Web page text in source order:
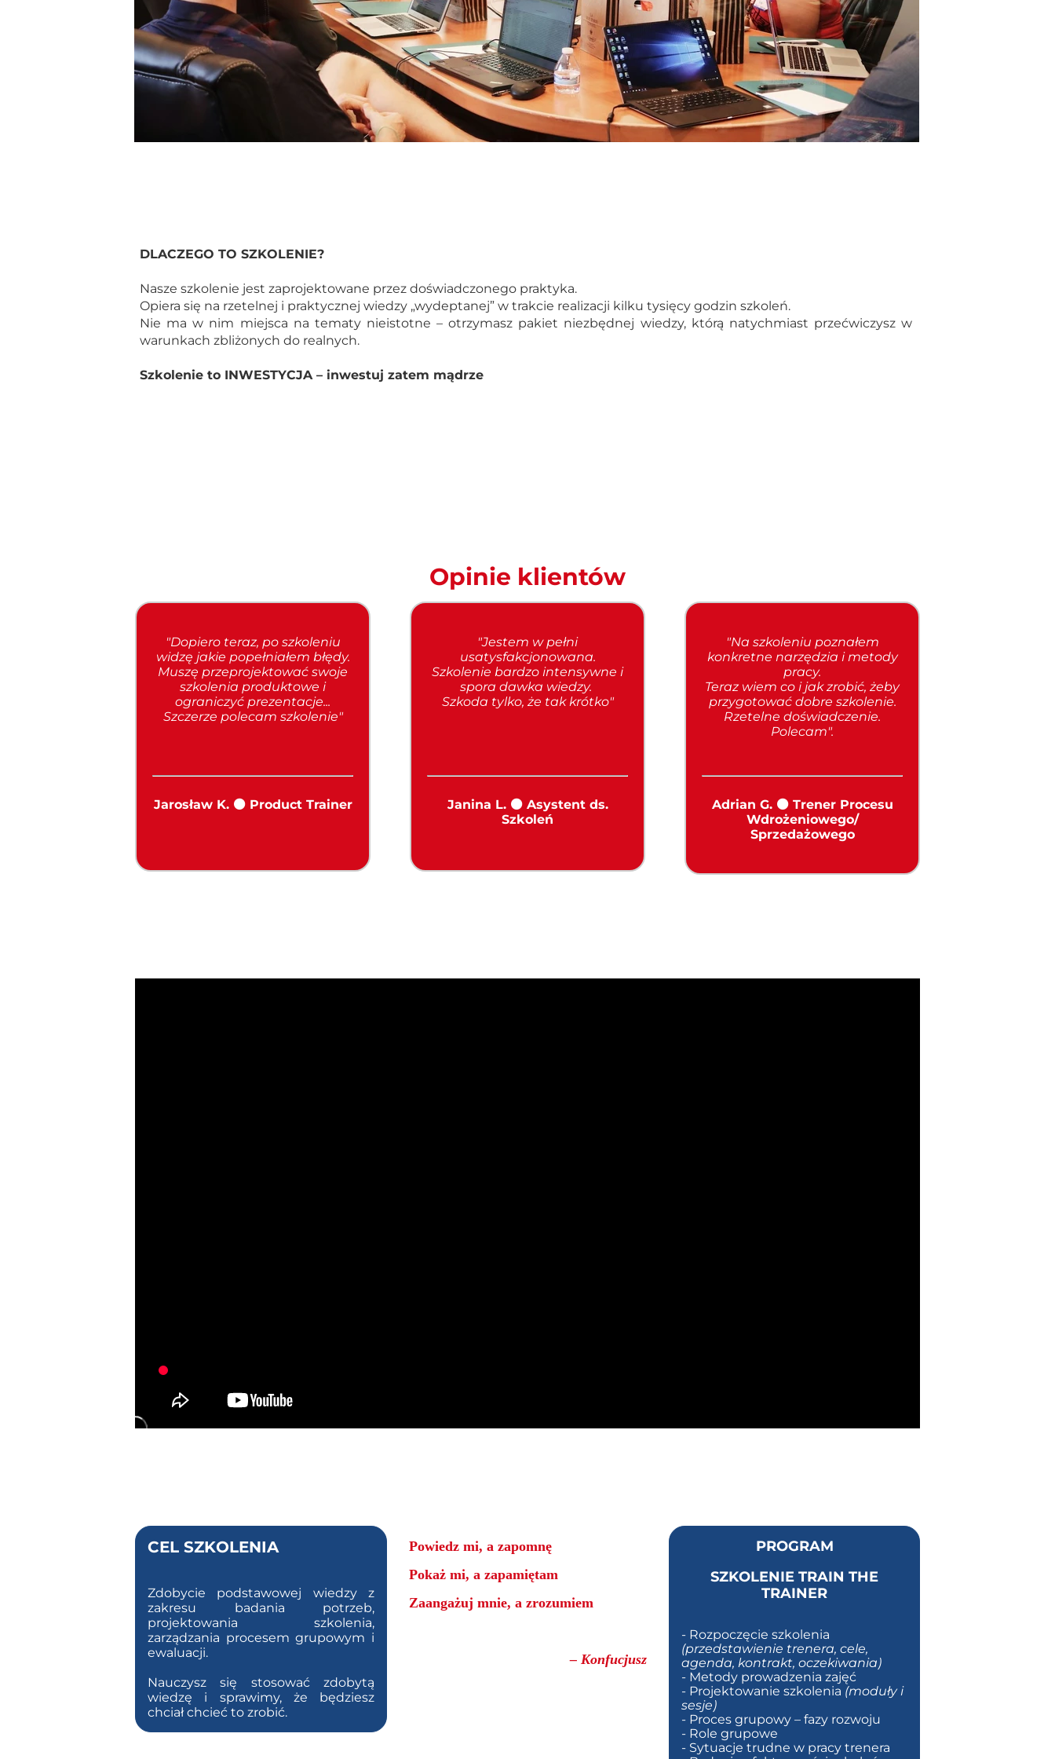
Opinie klientów
"Na szkoleniu poznałem
konkretne narzędzia i metody
pracy.
Teraz wiem co i jak zrobić, żeby
przygotować dobre szkolenie.
Rzetelne doświadczenie.
Polecam".
Adrian G. ⚫ Trener Procesu
Wdrożeniowego/
Sprzedażowego
"Jestem w pełni
usatysfakcjonowana.
Szkolenie bardzo intensywne i
spora dawka wiedzy.
Szkoda tylko, że tak krótko"
Janina L. ⚫ Asystent ds.
Szkoleń
"Dopiero teraz, po szkoleniu
widzę jakie popełniałem błędy.
Muszę przeprojektować swoje
szkolenia produktowe i
ograniczyć prezentacje...
Szczerze polecam szkolenie"
Jarosław K. ⚫ Product Trainer
Powiedz mi, a zapomnę
Pokaż mi, a zapamiętam
Zaangażuj mnie, a zrozumiem
– Konfucjusz
DLACZEGO TO SZKOLENIE?
Nasze szkolenie jest zaprojektowane przez doświadczonego praktyka.
Opiera się na rzetelnej i praktycznej wiedzy „wydeptanej” w trakcie realizacji kilku tysięcy godzin szkoleń.
Nie ma w nim miejsca na tematy nieistotne – otrzymasz pakiet niezbędnej wiedzy, którą natychmiast przećwiczysz w
warunkach zbliżonych do realnych.
Szkolenie to INWESTYCJA – inwestuj zatem mądrze
PROGRAM
SZKOLENIE TRAIN THE
TRAINER
- Rozpoczęcie szkolenia
(przedstawienie trenera, cele,
agenda, kontrakt, oczekiwania)
- Metody prowadzenia zajęć
- Projektowanie szkolenia (moduły i
sesje)
- Proces grupowy – fazy rozwoju
- Role grupowe
- Sytuacje trudne w pracy trenera
CEL SZKOLENIA
Zdobycie podstawowej wiedzy z
zakresu badania potrzeb,
projektowania szkolenia,
zarządzania procesem grupowym i
ewaluacji.
Nauczysz się stosować zdobytą
wiedzę i sprawimy, że będziesz
chciał chcieć to zrobić.
BŻ-01. Pełnomocnik i Auditor Wewnętrzny FSSC 22000 v7 (ISO 22000:2018)
BŻ-02. Wymagania HACCP wg Codex Alimentarius
BŻ-03. Auditor Wewnętrzny BRC FOOD v9 & IFS FOOD v8
BŻ-05. Kultura bezpieczeństwa żywności
ZZ-02. Zarządzanie zespołem dla Managera
ZZ-03. Train the Trainers
ZZ-04. Zarządzanie sobą w czasie. Efektywna organizacja czasu pracy
Diagram korelacji & współczynnik Pearson'a VOD
Histogram VOD
Karty kontrolne x śr.-R VOD
Współczynniki zdolności procesu VOD